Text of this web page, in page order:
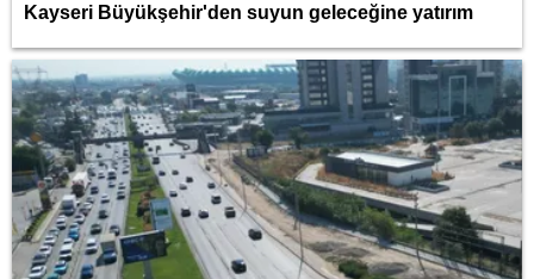
Kayseri Büyükşehir'den suyun geleceğine yatırım